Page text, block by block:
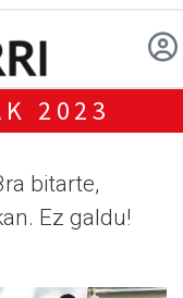
2023
bitarte,
Ez galdu!